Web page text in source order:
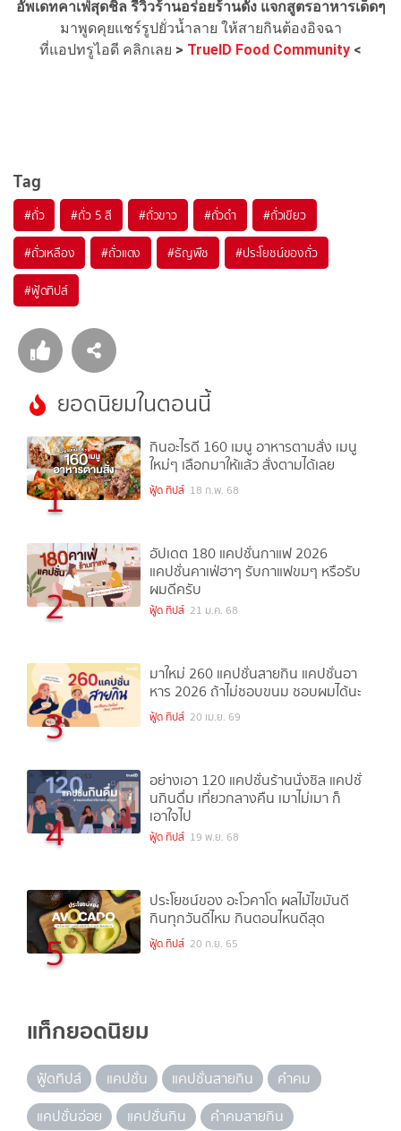
อัพเดทคาเฟ่สุดชิล รีวิวร้านอร่อยร้านดัง แจกสูตรอาหารเด็ดๆ
มาพูดคุยแชร์รูปยั่วน้ำลาย ให้สายกินต้องอิจฉา
ที่แอปทรูไอดี คลิกเลย > TrueID Food Community <
Tag
#ถั่ว #ถั่ว 5 สี #ถั่วขาว #ถั่วดำ #ถั่วเขียว
#ถั่วเหลือง #ถั่วแดง #ธัญพืช #ประโยชน์ของถั่ว
#ฟู้ดทิปส์
ยอดนิยมในตอนนี้
1
กินอะไรดี 160 เมนู อาหารตามสั่ง เมนู
ใหม่ๆ เลือกมาให้แล้ว สั่งตามได้เลย
ฟู้ด ทิปส์ 18 ก.พ. 68
2
อัปเดต 180 แคปชั่นกาแฟ 2026
แคปชั่นคาเฟ่ฮาๆ รับกาแฟขมๆ หรือรับ
ผมดีครับ
ฟู้ด ทิปส์ 21 ม.ค. 68
3
มาใหม่ 260 แคปชั่นสายกิน แคปชั่นอา
หาร 2026 ถ้าไม่ชอบขนม ชอบผมได้นะ
ฟู้ด ทิปส์ 20 เม.ย. 69
4
อย่างเอา 120 แคปชั่นร้านนั่งชิล แคปชั่
นกินดื่ม เที่ยวกลางคืน เมาไม่เมา ก็
เอาใจไป
ฟู้ด ทิปส์ 19 พ.ย. 68
5
ประโยชน์ของ อะโวคาโด ผลไม้ไขมันดี
กินทุกวันดีไหม กินตอนไหนดีสุด
ฟู้ด ทิปส์ 20 ก.ย. 65
แท็กยอดนิยม
ฟู้ดทิปส์ แคปชั่น แคปชั่นสายกิน
คำคม
แคปชั่นอ่อย
แคปชั่นกิน
คำคมสายกิน